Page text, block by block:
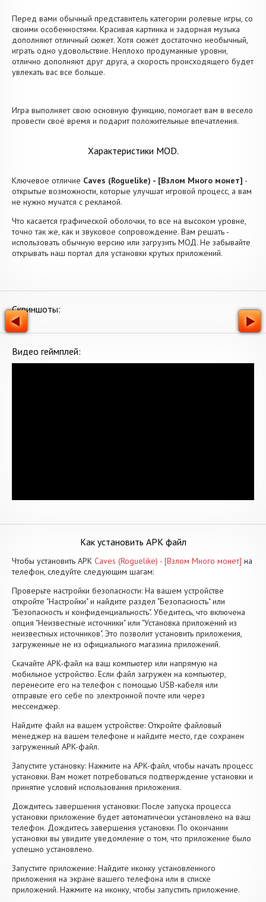
Перед вами обычный представитель категории ролевые игры, со
своими особенностями. Красивая картинка и задорная музыка
дополняют отличный сюжет. Хотя сюжет достаточно необычный,
играть одно удовольствие. Неплохо продуманные уровни,
отлично дополняют друг друга, а скорость происходящего будет
увлекать вас все больше.
Игра выполняет свою основную функцию, помогает вам в весело
провести своё время и подарит положительные впечатления.
Характеристики MOD.
Ключевое отличие Caves (Roguelike) - [Взлом Много монет] -
открытые возможности, которые улучшат игровой процесс, а вам
не нужно мучатся с рекламой.
Что касается графической оболочки, то все на высоком уровне,
точно так же, как и звуковое сопровождение. Вам решать -
использовать обычную версию или загрузить МОД. Не забывайте
открывать наш портал для установки крутых приложений.
Скриншоты:
Видео геймплей:
Как установить APK файл
Чтобы установить APK Caves (Roguelike) - [Взлом Много монет] на
телефон, следуйте следующим шагам:
Проверьте настройки безопасности: На вашем устройстве
откройте "Настройки" и найдите раздел "Безопасность" или
"Безопасность и конфиденциальность". Убедитесь, что включена
опция "Неизвестные источники" или "Установка приложений из
неизвестных источников". Это позволит установить приложения,
загруженные не из официального магазина приложений.
Скачайте APK-файл на ваш компьютер или напрямую на
мобильное устройство. Если файл загружен на компьютер,
перенесите его на телефон с помощью USB-кабеля или
отправьте его себе по электронной почте или через
мессенджер.
Найдите файл на вашем устройстве: Откройте файловый
менеджер на вашем телефоне и найдите место, где сохранен
загруженный APK-файл.
Запустите установку: Нажмите на APK-файл, чтобы начать процесс
установки. Вам может потребоваться подтверждение установки и
принятие условий использования приложения.
Дождитесь завершения установки: После запуска процесса
установки приложение будет автоматически установлено на ваш
телефон. Дождитесь завершения установки. По окончании
установки вы увидите уведомление о том, что приложение было
успешно установлено.
Запустите приложение: Найдите иконку установленного
приложения на экране вашего телефона или в списке
приложений. Нажмите на иконку, чтобы запустить приложение.